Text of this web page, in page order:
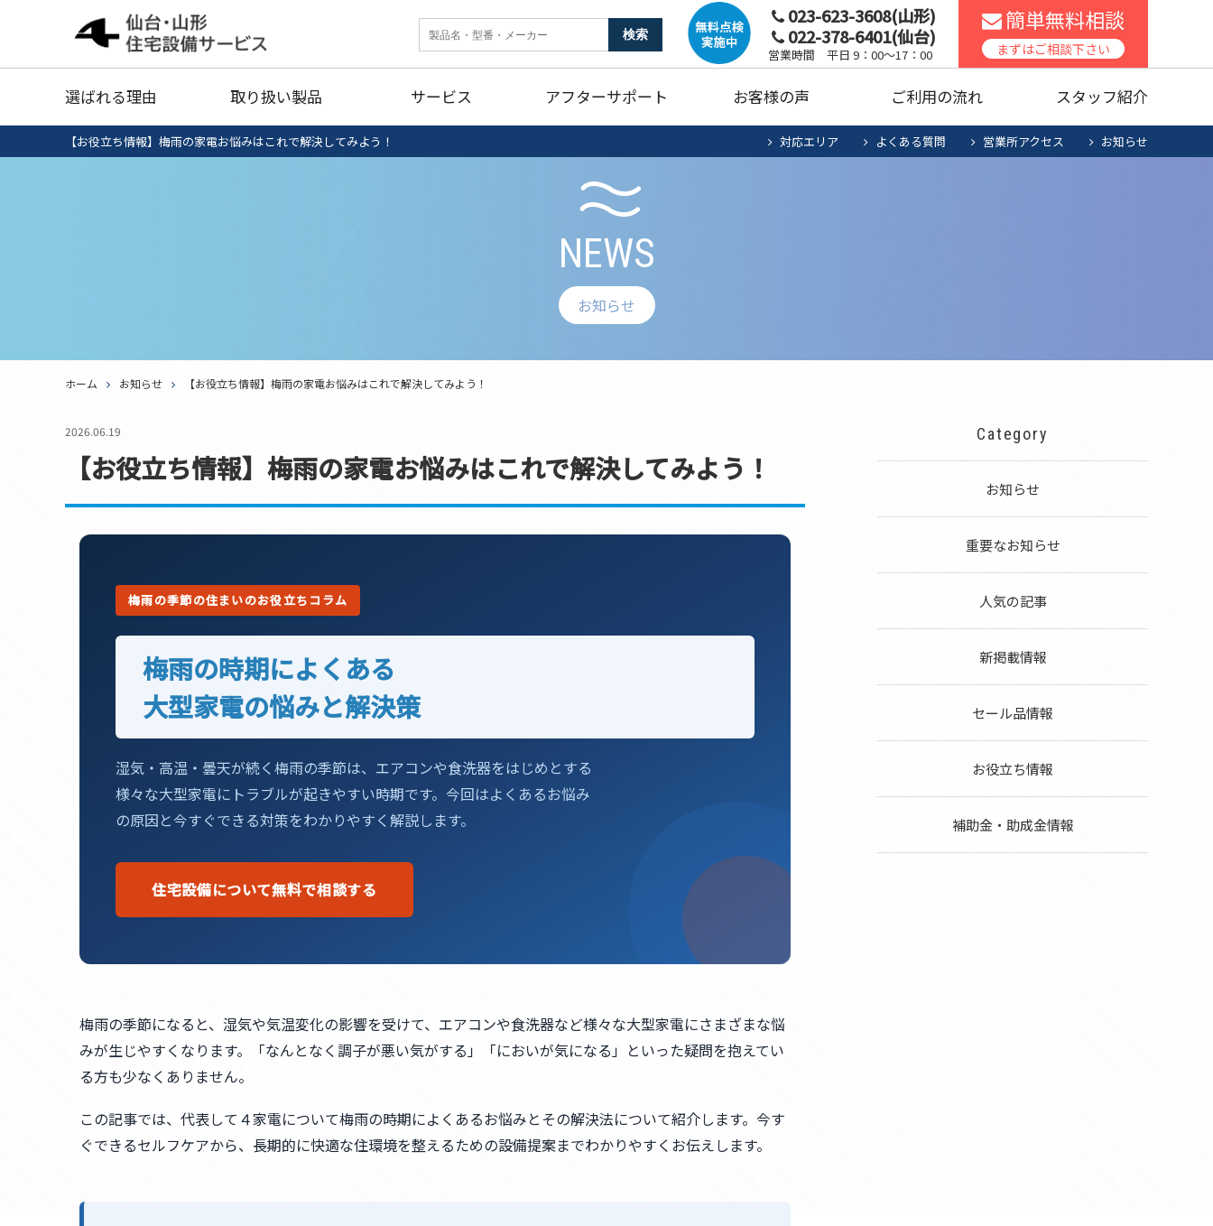
023-623-3608(山形)
022-378-6401(仙台)
営業時間 平日 9：00～17：00
簡単無料相談
まずはご相談下さい
選ばれる理由 取り扱い製品
暖房機器
トイレリフォーム
住宅用太陽光
サービス
ホームタンク清掃・点検 エアコン清掃・点検
アフターサポート お客様の声 ご利用の流れ スタッフ紹介
【お役立ち情報】梅雨の家電お悩みはこれで解決してみよう！ 対応エリア よくある質問 営業所アクセス お知らせ
NEWS
お知らせ
ホーム お知らせ 【お役立ち情報】梅雨の家電お悩みはこれで解決してみよう！
2026.06.19
【お役立ち情報】梅雨の家電お悩みはこれで解決してみよう！
梅雨の季節の住まいのお役立ちコラム
梅雨の時期によくある
大型家電の悩みと解決策
湿気・高温・曇天が続く梅雨の季節は、エアコンや食洗器をはじめとする
様々な大型家電にトラブルが起きやすい時期です。今回はよくあるお悩み
の原因と今すぐできる対策をわかりやすく解説します。
住宅設備について無料で相談する
梅雨の季節になると、湿気や気温変化の影響を受けて、エアコンや食洗器など様々な大型家電にさまざまな悩
みが生じやすくなります。「なんとなく調子が悪い気がする」「においが気になる」といった疑問を抱えてい
る方も少なくありません。
この記事では、代表して４家電について梅雨の時期によくあるお悩みとその解決法について紹介します。今す
ぐできるセルフケアから、長期的に快適な住環境を整えるための設備提案までわかりやすくお伝えします。
Category
お知らせ
重要なお知らせ
人気の記事
新掲載情報
セール品情報
お役立ち情報
補助金・助成金情報
給湯器 暖房機器 ガスコンロ 家庭用エアコン
キッチンリフォーム
住宅用太陽光
蓄電池システム
給湯器清掃・点検 ホームタンク清掃・点検 エアコン清掃・点検 暖房機清掃・点検